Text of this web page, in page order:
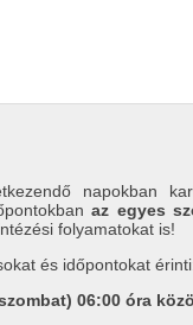
napokban
az egyes
folyamatokat is!
és időpontokat
06:00 óra